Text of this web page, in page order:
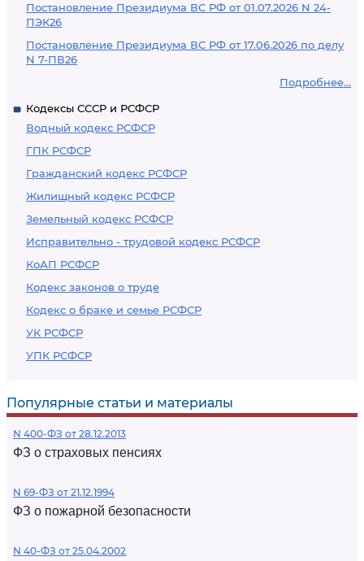
Постановление Президиума ВС РФ от 01.07.2026 N 24-
ПЭК26
Постановление Президиума ВС РФ от 17.06.2026 по делу
N 7-ПВ26
Подробнее...
Кодексы СССР и РСФСР
Водный кодекс РСФСР
ГПК РСФСР
Гражданский кодекс РСФСР
Жилищный кодекс РСФСР
Земельный кодекс РСФСР
Исправительно - трудовой кодекс РСФСР
КоАП РСФСР
Кодекс законов о труде
Кодекс о браке и семье РСФСР
УК РСФСР
УПК РСФСР
Популярные статьи и материалы
N 400-ФЗ от 28.12.2013
ФЗ о страховых пенсиях
N 69-ФЗ от 21.12.1994
ФЗ о пожарной безопасности
N 40-ФЗ от 25.04.2002